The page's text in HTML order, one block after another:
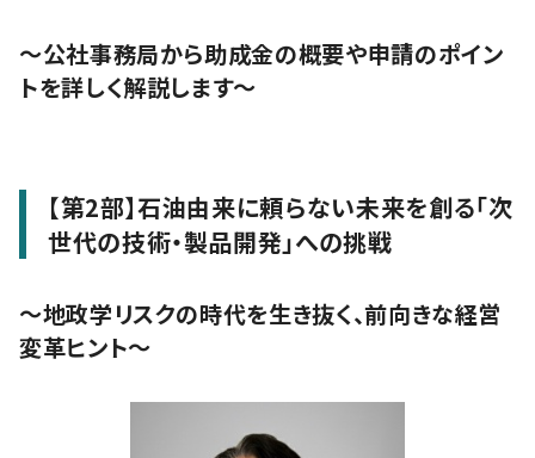
～公社事務局から助成金の概要や申請のポイン
トを詳しく解説します～
【第2部】石油由来に頼らない未来を創る「次
世代の技術・製品開発」への挑戦
〜地政学リスクの時代を生き抜く、前向きな経営
変革ヒント〜